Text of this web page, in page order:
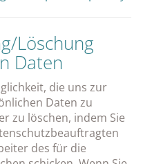
Löschung
Daten
die uns zur
Daten zu
zu löschen, indem Sie
des für die